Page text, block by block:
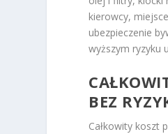
kierowcy,
ubezpieczenie
wyższym ryzyku
BEZ
Całkowity koszt